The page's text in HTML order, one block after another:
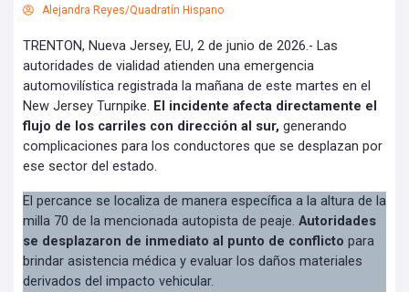
Alejandra Reyes/Quadratín Hispano
TRENTON, Nueva Jersey, EU, 2 de junio de 2026.- Las
autoridades de vialidad atienden una emergencia
automovilística registrada la mañana de este martes en el
New Jersey Turnpike. El incidente afecta directamente el
flujo de los carriles con dirección al sur, generando
complicaciones para los conductores que se desplazan por
ese sector del estado.
El percance se localiza de manera específica a la altura de la
milla 70 de la mencionada autopista de peaje. Autoridades
se desplazaron de inmediato al punto de conflicto para
brindar asistencia médica y evaluar los daños materiales
derivados del impacto vehicular.